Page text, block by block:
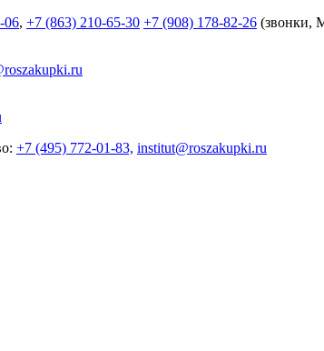
06, +7 (863) 210-65-30 +7 (908) 178-82-26 (звонки,
+7 (495) 772-01-83, institut@roszakupki.ru